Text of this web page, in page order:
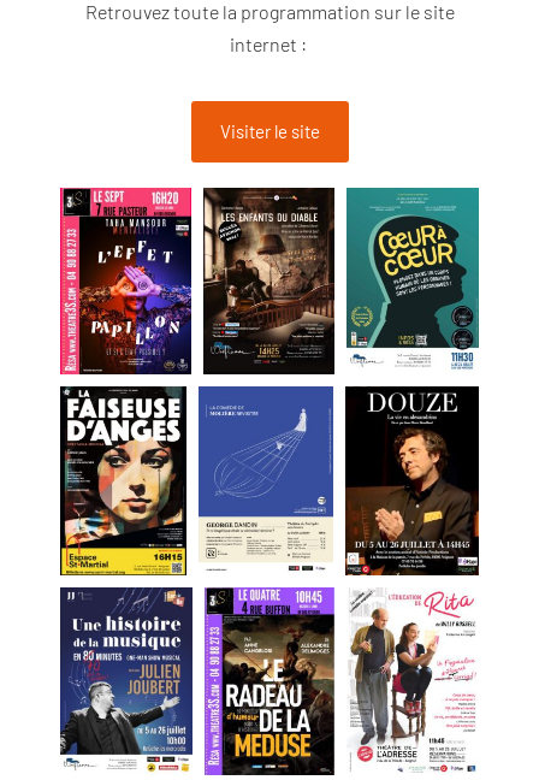
Retrouvez toute la programmation sur le site
internet :
Visiter le site